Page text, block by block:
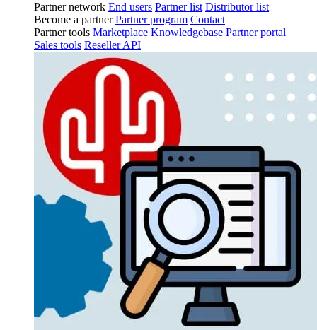
Partner network End users Partner list Distributor list
Become a partner Partner program Contact
Partner tools Marketplace Knowledgebase Partner portal
Sales tools Reseller API